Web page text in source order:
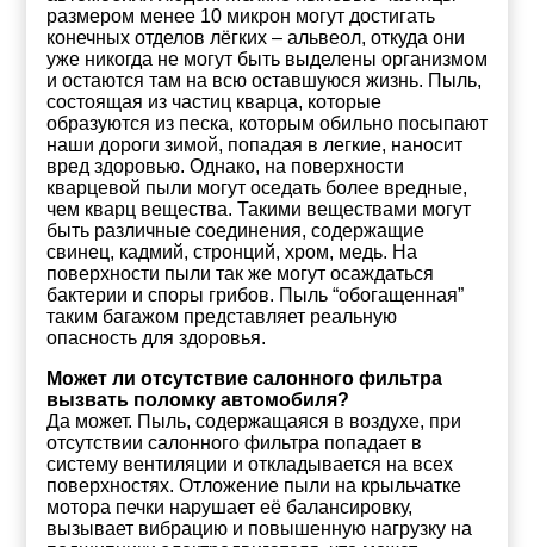
размером менее 10 микрон могут достигать
конечных отделов лёгких – альвеол, откуда они
уже никогда не могут быть выделены организмом
и остаются там на всю оставшуюся жизнь. Пыль,
состоящая из частиц кварца, которые
образуются из песка, которым обильно посыпают
наши дороги зимой, попадая в легкие, наносит
вред здоровью. Однако, на поверхности
кварцевой пыли могут оседать более вредные,
чем кварц вещества. Такими веществами могут
быть различные соединения, содержащие
свинец, кадмий, стронций, хром, медь. На
поверхности пыли так же могут осаждаться
бактерии и споры грибов. Пыль “обогащенная”
таким багажом представляет реальную
опасность для здоровья.
Может ли отсутствие салонного фильтра
вызвать поломку автомобиля?
Да может. Пыль, содержащаяся в воздухе, при
отсутствии салонного фильтра попадает в
систему вентиляции и откладывается на всех
поверхностях. Отложение пыли на крыльчатке
мотора печки нарушает её балансировку,
вызывает вибрацию и повышенную нагрузку на